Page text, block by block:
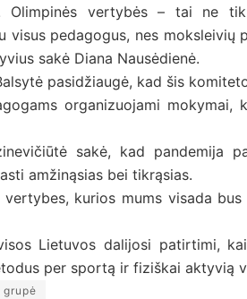
Olimpinės vertybės – tai ne
visus pedagogus, nes moksleivių
sakė Diana Nausėdienė.
pasidžiaugė, kad šis
organizuojami mokymai,
sakė, kad pandemija
amžinąsias bei tikrąsias.
kurios mums visada
Lietuvos dalijosi patirtimi,
per sportą ir fiziškai aktyvią